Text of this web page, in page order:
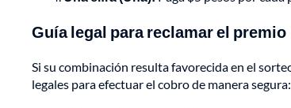
Guía legal para reclamar el premio
Si su combinación resulta favorecida en el
legales para efectuar el cobro de manera segura: